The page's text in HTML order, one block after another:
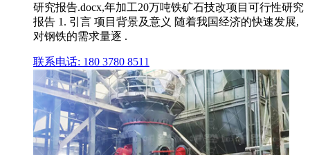
研究报告.docx,年加工20万吨铁矿石技改项目可行性研究
报告 1. 引言 项目背景及意义 随着我国经济的快速发展,
对钢铁的需求量逐 .
联系电话: 180 3780 8511